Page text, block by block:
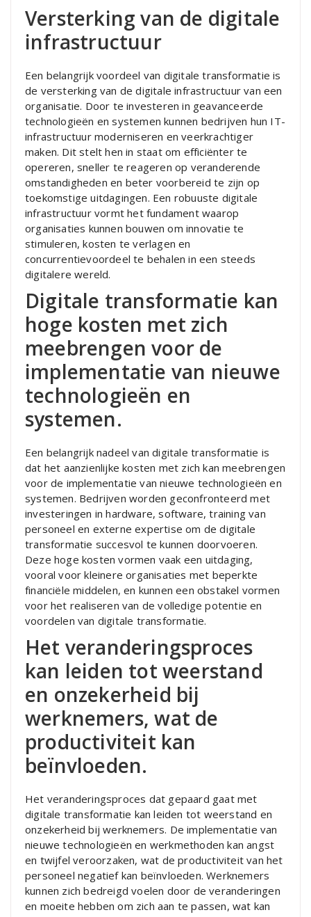
Versterking van de digitale
infrastructuur
Een belangrijk voordeel van digitale transformatie is
de versterking van de digitale infrastructuur van een
organisatie. Door te investeren in geavanceerde
technologieën en systemen kunnen bedrijven hun IT-
infrastructuur moderniseren en veerkrachtiger
maken. Dit stelt hen in staat om efficiënter te
opereren, sneller te reageren op veranderende
omstandigheden en beter voorbereid te zijn op
toekomstige uitdagingen. Een robuuste digitale
infrastructuur vormt het fundament waarop
organisaties kunnen bouwen om innovatie te
stimuleren, kosten te verlagen en
concurrentievoordeel te behalen in een steeds
digitalere wereld.
Digitale transformatie kan
hoge kosten met zich
meebrengen voor de
implementatie van nieuwe
technologieën en
systemen.
Een belangrijk nadeel van digitale transformatie is
dat het aanzienlijke kosten met zich kan meebrengen
voor de implementatie van nieuwe technologieën en
systemen. Bedrijven worden geconfronteerd met
investeringen in hardware, software, training van
personeel en externe expertise om de digitale
transformatie succesvol te kunnen doorvoeren.
Deze hoge kosten vormen vaak een uitdaging,
vooral voor kleinere organisaties met beperkte
financiële middelen, en kunnen een obstakel vormen
voor het realiseren van de volledige potentie en
voordelen van digitale transformatie.
Het veranderingsproces
kan leiden tot weerstand
en onzekerheid bij
werknemers, wat de
productiviteit kan
beïnvloeden.
Het veranderingsproces dat gepaard gaat met
digitale transformatie kan leiden tot weerstand en
onzekerheid bij werknemers. De implementatie van
nieuwe technologieën en werkmethoden kan angst
en twijfel veroorzaken, wat de productiviteit van het
personeel negatief kan beïnvloeden. Werknemers
kunnen zich bedreigd voelen door de veranderingen
en moeite hebben om zich aan te passen, wat kan